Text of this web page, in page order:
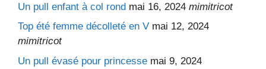
Un pull enfant à col rond mai 16, 2024 mimitricot
Top été femme décolleté en V mai 12, 2024
mimitricot
Un pull évasé pour princesse mai 9, 2024